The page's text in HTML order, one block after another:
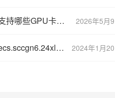
2026年5月
阿里云GPU服务器支持哪些GPU卡？GPU加速卡大全
2024年1月
阿里云GPU服务器ecs.sccgn6.24xlarge性能详解